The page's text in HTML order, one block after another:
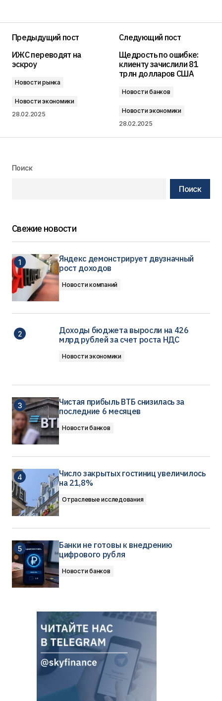
Предыдущий пост
ИЖС переводят на
эскроу
Новости рынка
Новости экономики
28.02.2025
Следующий пост
Щедрость по ошибке:
клиенту зачислили 81
трлн долларов США
Новости банков
Новости экономики
28.02.2025
Поиск
Поиск
Свежие новости
Яндекс демонстрирует двузначный
рост доходов
Новости компаний
Доходы бюджета выросли на 426
млрд рублей за счет роста НДС
Новости экономики
Чистая прибыль ВТБ снизилась за
последние 6 месяцев
Новости банков
Число закрытых гостиниц увеличилось
на 21,8%
Отраслевые исследования
Банки не готовы к внедрению
цифрового рубля
Новости банков